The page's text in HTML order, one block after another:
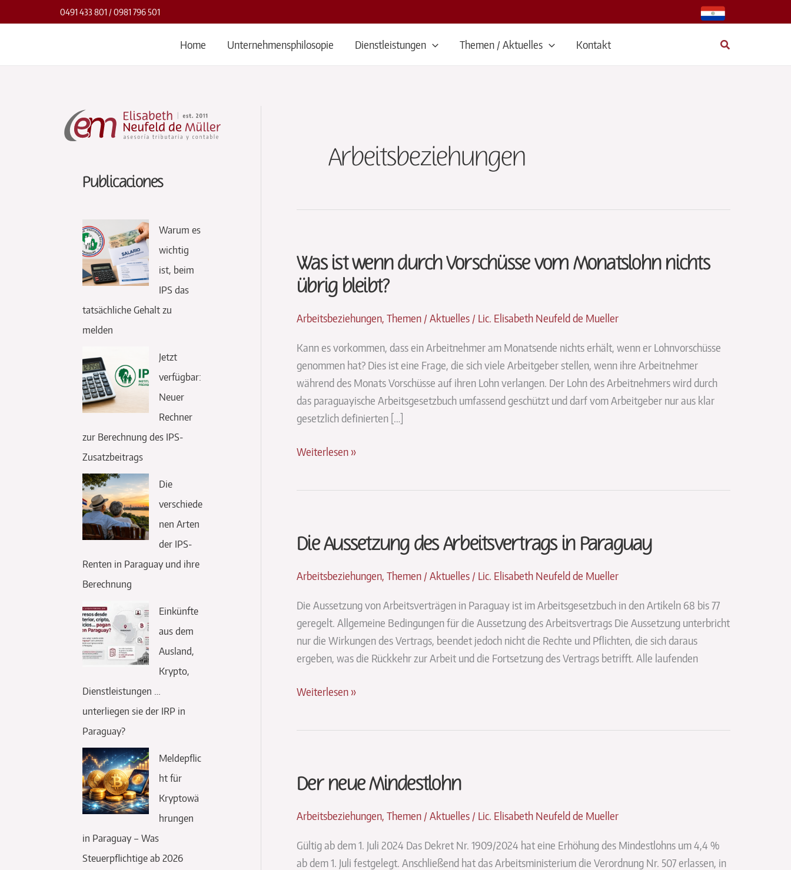
Inhalt
0491 433 801 / 0981 796 501
Home Unternehmensphilosopie Dienstleistungen Themen / Aktuelles Kontakt Suchen
Publicaciones
Warum es
wichtig
ist, beim
IPS das
tatsächliche Gehalt zu
melden
Jetzt
verfügbar:
Neuer
Rechner
zur Berechnung des IPS-
Zusatzbeitrags
Die
verschiede
nen Arten
der IPS-
Renten in Paraguay und ihre
Berechnung
Einkünfte
aus dem
Ausland,
Krypto,
Dienstleistungen …
unterliegen sie der IRP in
Paraguay?
Meldepflic
ht für
Kryptowä
hrungen
in Paraguay – Was
Steuerpflichtige ab 2026
Arbeitsbeziehungen
Was ist wenn durch Vorschüsse vom Monatslohn nichts
übrig bleibt?
Arbeitsbeziehungen, Themen / Aktuelles / Lic. Elisabeth Neufeld de Mueller
Kann es vorkommen, dass ein Arbeitnehmer am Monatsende nichts erhält, wenn er Lohnvorschüsse
genommen hat? Dies ist eine Frage, die sich viele Arbeitgeber stellen, wenn ihre Arbeitnehmer
während des Monats Vorschüsse auf ihren Lohn verlangen. Der Lohn des Arbeitnehmers wird durch
das paraguayische Arbeitsgesetzbuch umfassend geschützt und darf vom Arbeitgeber nur aus klar
gesetzlich definierten […]
Was
vom
nichts
bleibt?
Weiterlesen »
Die Aussetzung des Arbeitsvertrags in Paraguay
Arbeitsbeziehungen, Themen / Aktuelles / Lic. Elisabeth Neufeld de Mueller
Die Aussetzung von Arbeitsverträgen in Paraguay ist im Arbeitsgesetzbuch in den Artikeln 68 bis 77
geregelt. Allgemeine Bedingungen für die Aussetzung des Arbeitsvertrags Die Aussetzung unterbricht
nur die Wirkungen des Vertrags, beendet jedoch nicht die Rechte und Pflichten, die sich daraus
ergeben, was die Rückkehr zur Arbeit und die Fortsetzung des Vertrags betrifft. Alle laufenden
Die
Paraguay
Weiterlesen »
Der neue Mindestlohn
Arbeitsbeziehungen, Themen / Aktuelles / Lic. Elisabeth Neufeld de Mueller
Gültig ab dem 1. Juli 2024 Das Dekret Nr. 1909/2024 hat eine Erhöhung des Mindestlohns um 4,4 %
ab dem 1. Juli festgelegt. Anschließend hat das Arbeitsministerium die Verordnung Nr. 507 erlassen, in